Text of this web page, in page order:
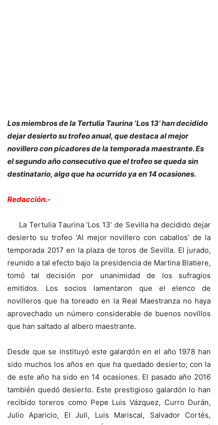
Los miembros de la Tertulia Taurina ‘Los 13’ han decidido
dejar desierto su trofeo anual, que destaca al mejor
novillero con picadores de la temporada maestrante. Es
el segundo año consecutivo que el trofeo se queda sin
destinatario, algo que ha ocurrido ya en 14 ocasiones.
Redacción.-
La Tertulia Taurina ‘Los 13’ de Sevilla ha decidido dejar
desierto su trofeo ‘Al mejor novillero con caballos’ de la
temporada 2017 en la plaza de toros de Sevilla. El jurado,
reunido a tal efecto bajo la presidencia de Martina Blatiere,
tomó tal decisión por unanimidad de los sufragios
emitidos. Los socios lamentaron que el elenco de
novilleros que ha toreado en la Real Maestranza no haya
aprovechado un número considerable de buenos novillos
que han saltado al albero maestrante.
Desde que se instituyó este galardón en el año 1978 han
sido muchos los años en que ha quedado desierto; con la
de este año ha sido en 14 ocasiones. El pasado año 2016
también quedó desierto. Este prestigioso galardón lo han
recibido toreros como Pepe Luis Vázquez, Curro Durán,
Julio Aparicio, El Juli, Luis Mariscal, Salvador Cortés,